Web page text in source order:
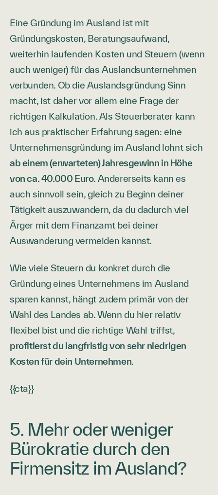
Eine Gründung im Ausland ist mit
Gründungskosten, Beratungsaufwand,
weiterhin laufenden Kosten und Steuern (wenn
auch weniger) für das Auslandsunternehmen
verbunden. Ob die Auslandsgründung Sinn
macht, ist daher vor allem eine Frage der
richtigen Kalkulation. Als Steuerberater kann
ich aus praktischer Erfahrung sagen: eine
Unternehmensgründung im Ausland lohnt sich
ab einem (erwarteten) Jahresgewinn in Höhe
von ca. 40.000 Euro. Andererseits kann es
auch sinnvoll sein, gleich zu Beginn deiner
Tätigkeit auszuwandern, da du dadurch viel
Ärger mit dem Finanzamt bei deiner
Auswanderung vermeiden kannst.
Wie viele Steuern du konkret durch die
Gründung eines Unternehmens im Ausland
sparen kannst, hängt zudem primär von der
Wahl des Landes ab. Wenn du hier relativ
flexibel bist und die richtige Wahl triffst,
profitierst du langfristig von sehr niedrigen
Kosten für dein Unternehmen.
{{cta}}
5. Mehr oder weniger
Bürokratie durch den
Firmensitz im Ausland?